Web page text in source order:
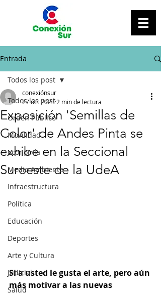
Entrada
Todos los post
Orden Público
Movilidad
Economía
Medio Ambiente
Infraestructura
Política
Educación
Deportes
Arte y Cultura
Judicial
Salud
Todos los post
Exposición 'Semillas de
Color' de Andes Pinta se
exhibe en la Seccional
Suroeste de la UdeA
conexiónsur
27 oct 2023 2 min de lectura
Si a usted le gusta el arte, pero aún
más motivar a las nuevas